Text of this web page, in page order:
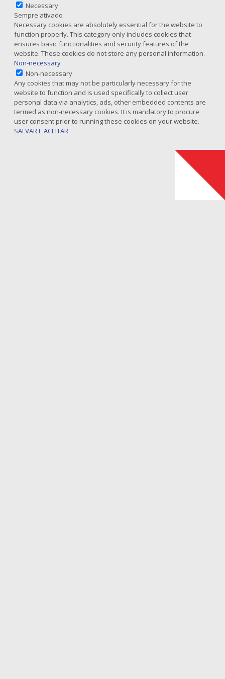
Necessary
Sempre ativado
Necessary cookies are absolutely essential for the website to
function properly. This category only includes cookies that
ensures basic functionalities and security features of the
website. These cookies do not store any personal information.
Non-necessary
Non-necessary
Any cookies that may not be particularly necessary for the
website to function and is used specifically to collect user
personal data via analytics, ads, other embedded contents are
termed as non-necessary cookies. It is mandatory to procure
user consent prior to running these cookies on your website.
SALVAR E ACEITAR